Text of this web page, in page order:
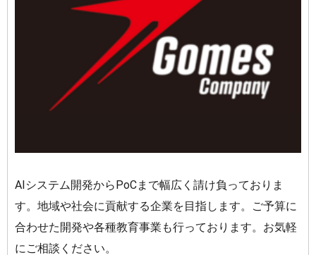
AIシステム開発からPoCまで幅広く請け負っておりま
す。地域や社会に貢献する企業を目指します。ご予算に
合わせた開発や各種教育事業も行っております。お気軽
にご相談ください。